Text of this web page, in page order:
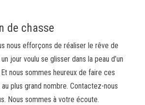
de chasse
nous efforçons de réaliser le rêve de
jour voulu se glisser dans la peau d’un
nous sommes heureux de faire ces
plus grand nombre. Contactez-nous
Nous sommes à votre écoute.